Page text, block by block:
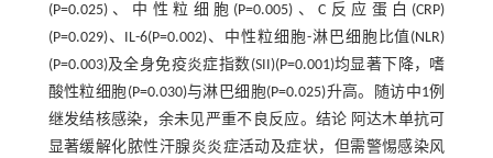
(P=0.025)、中性粒细胞(P=0.005)、C反应蛋白(CRP)
(P=0.029)、IL-6(P=0.002)、中性粒细胞-淋巴细胞比值(NLR)
(P=0.003)及全身免疫炎症指数(SII)(P=0.001)均显著下降，嗜
酸性粒细胞(P=0.030)与淋巴细胞(P=0.025)升高。随访中1例
继发结核感染，余未见严重不良反应。结论 阿达木单抗可
显著缓解化脓性汗腺炎炎症活动及症状，但需警惕感染风